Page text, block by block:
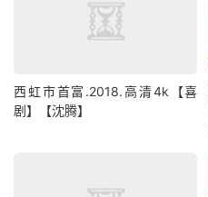
西虹市首富.2018.高清4k【喜
剧】【沈腾】